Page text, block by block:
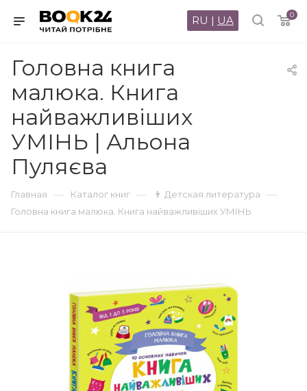
0
RU | UA
Головна книга
малюка. Книга
найважливіших
УМІНЬ | Альона
Пуляєва
Главная — Каталог книг — 👨 Детская литература —
Головна книга малюка. Книга найважливіших УМІНЬ